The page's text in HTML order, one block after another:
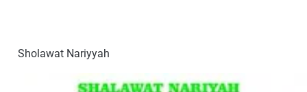
Sholawat Nariyyah